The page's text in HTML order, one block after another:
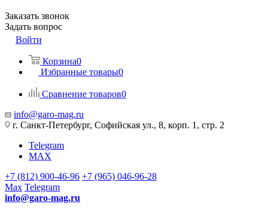
Заказать звонок
Задать вопрос
Войти
Корзина0
Избранные товары0
Сравнение товаров0
info@garo-mag.ru
г. Санкт-Петербург, Софийская ул., 8, корп. 1, стр. 2
Telegram
MAX
+7 (812) 900-46-96 +7 (965) 046-96-28
Max Telegram
info@garo-mag.ru